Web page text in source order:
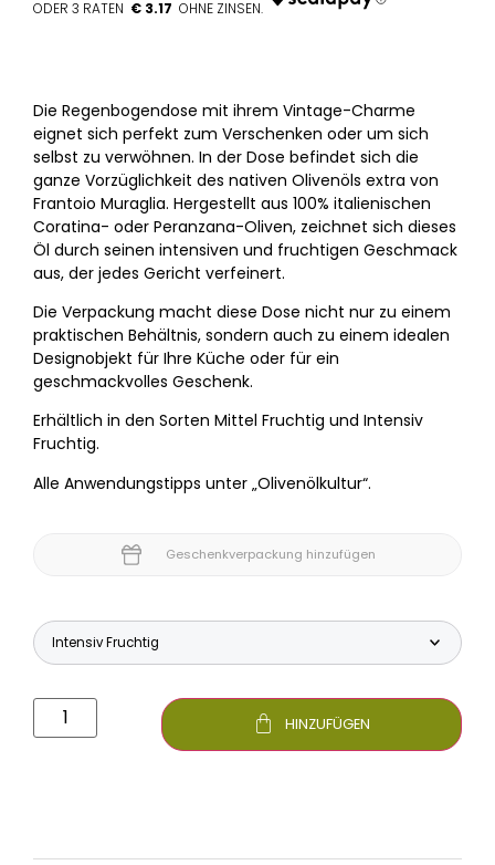
€ 3.17
Die Regenbogendose mit ihrem Vintage-Charme
eignet sich perfekt zum Verschenken oder um sich
selbst zu verwöhnen. In der Dose befindet sich die
ganze Vorzüglichkeit des nativen Olivenöls extra von
Frantoio Muraglia. Hergestellt aus 100% italienischen
Coratina- oder Peranzana-Oliven, zeichnet sich dieses
Öl durch seinen intensiven und fruchtigen Geschmack
aus, der jedes Gericht verfeinert.
Die Verpackung macht diese Dose nicht nur zu einem
praktischen Behältnis, sondern auch zu einem idealen
Designobjekt für Ihre Küche oder für ein
geschmackvolles Geschenk.
Erhältlich in den Sorten Mittel Fruchtig und Intensiv
Fruchtig.
Alle Anwendungstipps unter „Olivenölkultur“.
Geschenkverpackung hinzufügen
HINZUFÜGEN